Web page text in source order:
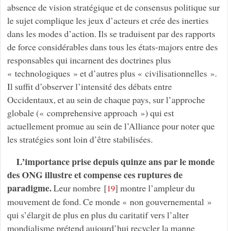
absence de vision stratégique et de consensus politique sur
le sujet complique les jeux d’acteurs et crée des inerties
dans les modes d’action. Ils se traduisent par des rapports
de force considérables dans tous les états-majors entre des
responsables qui incarnent des doctrines plus
« technologiques » et d’autres plus « civilisationnelles ».
Il suffit d’observer l’intensité des débats entre
Occidentaux, et au sein de chaque pays, sur l’approche
globale (« comprehensive approach ») qui est
actuellement promue au sein de l’Alliance pour noter que
les stratégies sont loin d’être stabilisées.
L’importance prise depuis quinze ans par le monde
des ONG illustre et compense ces ruptures de
paradigme.Leur nombre[19] montre l’ampleur du
mouvement de fond. Ce monde « non gouvernemental »
qui s’élargit de plus en plus du caritatif vers l’alter
mondialisme prétend aujourd’hui recycler la manne